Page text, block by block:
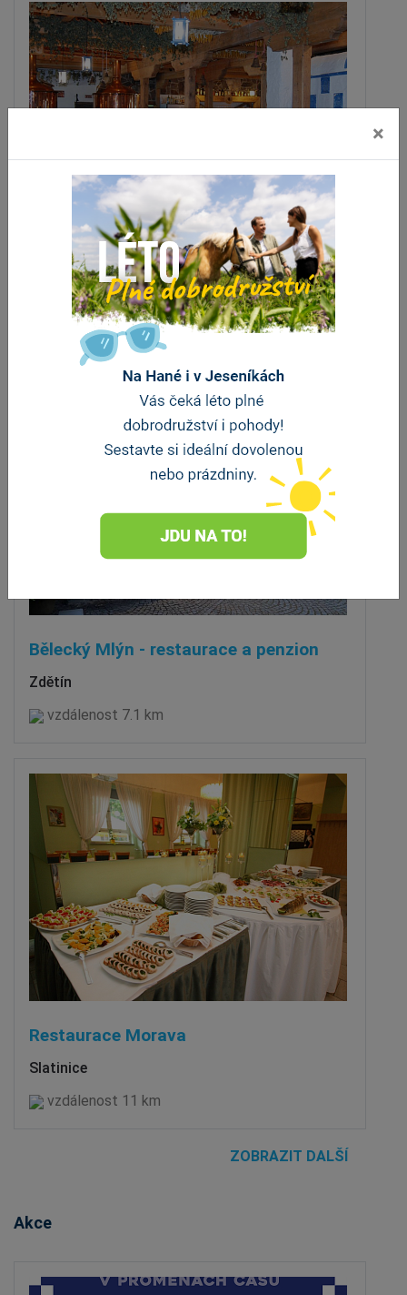
Koliba a pivovar U Tří králů
Prostějov
vzdálenost 3.9 km
Bělecký Mlýn - restaurace a penzion
Zdětín
vzdálenost 7.1 km
Restaurace Morava
Slatinice
vzdálenost 11 km
ZOBRAZIT DALŠÍ
Akce
×